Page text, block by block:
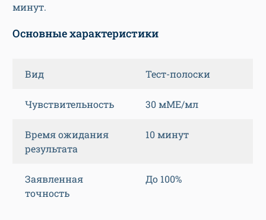
минут.
Основные характеристики
Вид Тест-полоски
Чувствительность 30 мМЕ/мл
Время ожидания
результата
10 минут
Заявленная
точность
До 100%